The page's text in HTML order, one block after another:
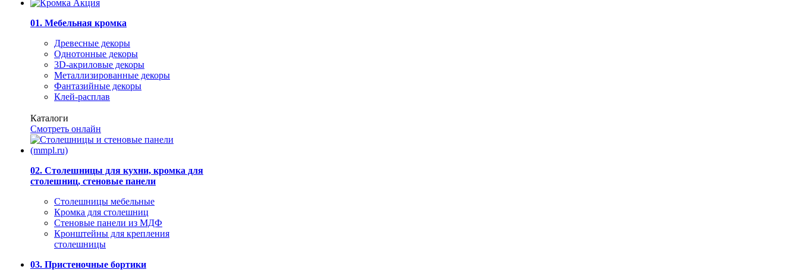
01. Мебельная кромка
Древесные декоры
Однотонные декоры
3D-акриловые декоры
Металлизированные декоры
Фантазийные декоры
Клей-расплав
Каталоги
Смотреть онлайн
02. Столешницы для кухни, кромка для
столешниц, стеновые панели
Столешницы мебельные
Кромка для столешниц
Стеновые панели из МДФ
Кронштейны для крепления
столешницы
03. Пристеночные бортики